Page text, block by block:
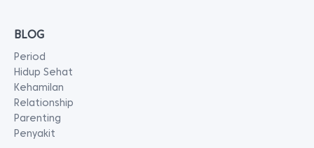
BLOG
Period
Hidup Sehat
Kehamilan
Relationship
Parenting
Penyakit